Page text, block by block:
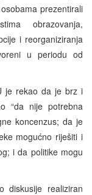
prezentirali
obrazovanja,
i reorganiziranja
u periodu od
je rekao da je brz i
“da nije potrebna
koncenzus; da je
mogućno riješiti i
i da politike mogu
diskusije realiziran